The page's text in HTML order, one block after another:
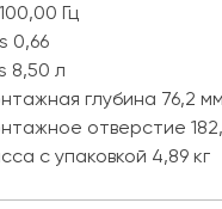
Гц
0,66
8,50 л
глубина 76,2 мм
отверстие
с упаковкой 4,89 кг